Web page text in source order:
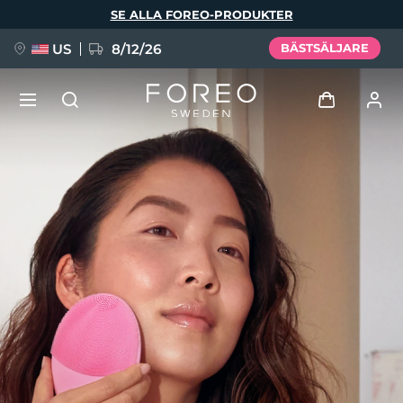
SE ALLA FOREO-PRODUKTER
US 8/12/26 BÄSTSÄLJARE
Användarprofil
Mina enheter
Mina beställningar
Mina adresser
Mina prenumerationer
FAQ™ Pure Beauty-Tech Elixir
BREAKING NEWS
issa™ Teeth Whitening Set
Språk
English Deutsch
Español
Français
Italiano
Português
Polski
Svenska
Русский
Türkçe
简体中文 繁體中文